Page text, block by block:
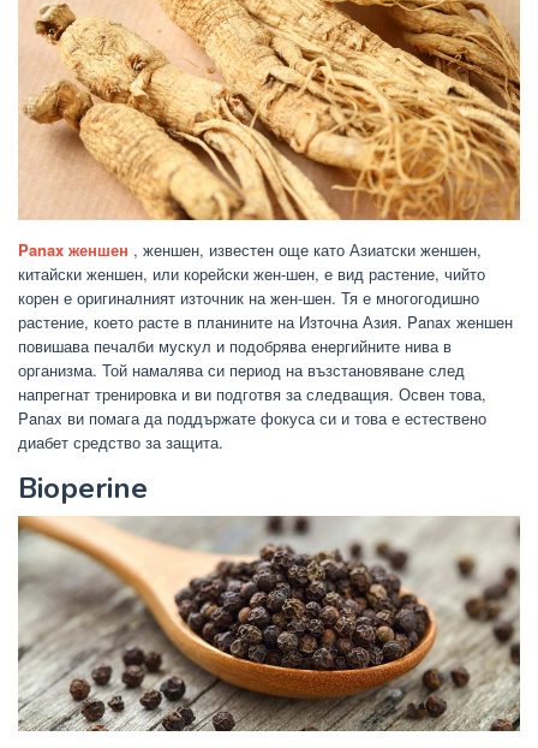
Panax женшен , женшен, известен още като Азиатски женшен,
китайски женшен, или корейски жен-шен, е вид растение, чийто
корен е оригиналният източник на жен-шен. Тя е многогодишно
растение, което расте в планините на Източна Азия. Panax женшен
повишава печалби мускул и подобрява енергийните нива в
организма. Той намалява си период на възстановяване след
напрегнат тренировка и ви подготвя за следващия. Освен това,
Panax ви помага да поддържате фокуса си и това е естествено
диабет средство за защита.
Bioperine